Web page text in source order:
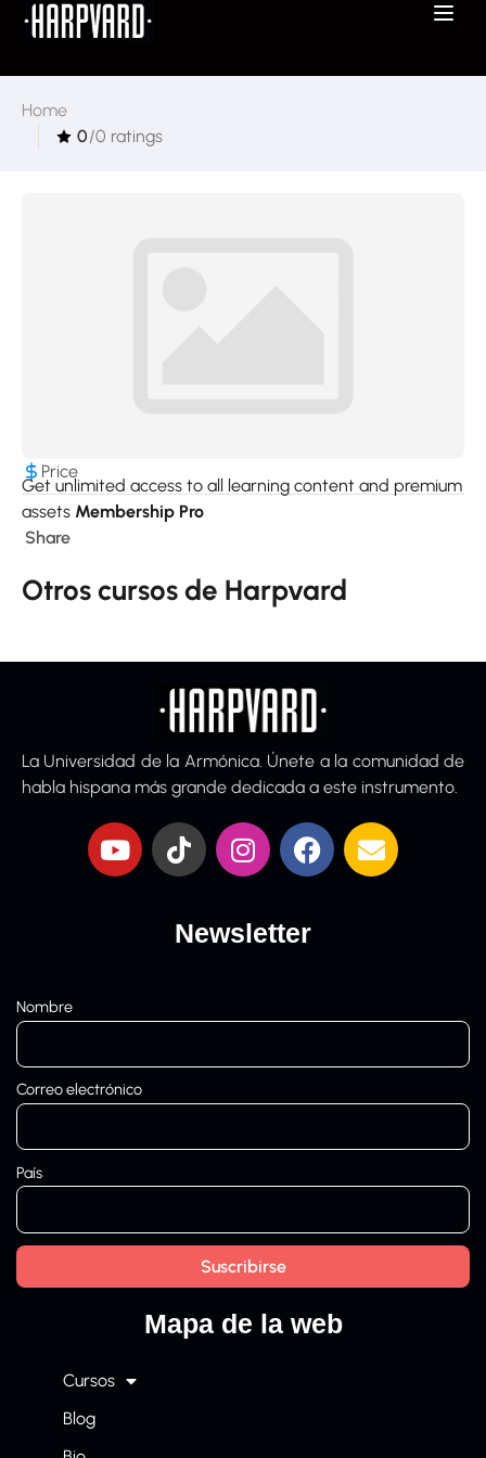
Home
0/0 ratings
Price
Get unlimited access to all learning content and premium
assets Membership Pro
Share
Otros cursos de Harpvard
La Universidad de la Armónica. Únete a la comunidad de
habla hispana más grande dedicada a este instrumento.
Newsletter
Nombre
Correo electrónico
País
Mapa de la web
Cursos
Blog